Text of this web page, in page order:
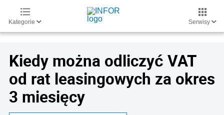
Kategorie Serwisy
Kiedy można odliczyć VAT
od rat leasingowych za okres
3 miesięcy